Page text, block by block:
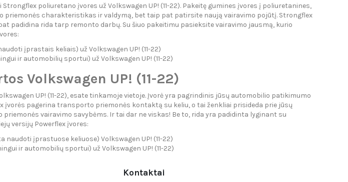
poliuretano įvores už Volkswagen UP! (11-22). Pakeitę gumines įvores į poliuretanines,
priemonės charakteristikas ir valdymą, bet taip pat patirsite naują vairavimo pojūtį. Strongflex
padidina rida tarp remonto darbų. Su šiuo pakeitimu pasieksite vairavimo jausmą, kurio
įprastais keliais) už Volkswagen UP! (11-22)
ir automobilių sportui) už Volkswagen UP! (11-22)
Volkswagen UP! (11-22)
UP! (11-22), esate tinkamoje vietoje. Įvorė yra pagrindinis jūsų automobilio patikimumo
įvorės pagerina transporto priemonės kontaktą su keliu, o tai ženkliai prisideda prie jūsų
vairavimo savybėms. Ir tai dar ne viskas! Be to, rida yra padidinta lyginant su
versijų Powerflex įvores:
naudoti įprastuose keliuose) Volkswagen UP! (11-22)
ir automobilių sportui) už Volkswagen UP! (11-22)
Kontaktai